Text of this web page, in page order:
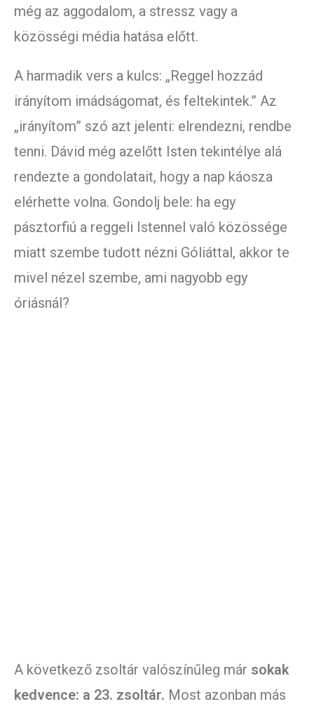
még az aggodalom, a stressz vagy a
közösségi média hatása előtt.
A harmadik vers a kulcs: „Reggel hozzád
irányítom imádságomat, és feltekintek.” Az
„irányítom” szó azt jelenti: elrendezni, rendbe
tenni. Dávid még azelőtt Isten tekintélye alá
rendezte a gondolatait, hogy a nap káosza
elérhette volna. Gondolj bele: ha egy
pásztorfiú a reggeli Istennel való közössége
miatt szembe tudott nézni Góliáttal, akkor te
mivel nézel szembe, ami nagyobb egy
óriásnál?
A következő zsoltár valószínűleg már sokak
kedvence: a 23. zsoltár. Most azonban más